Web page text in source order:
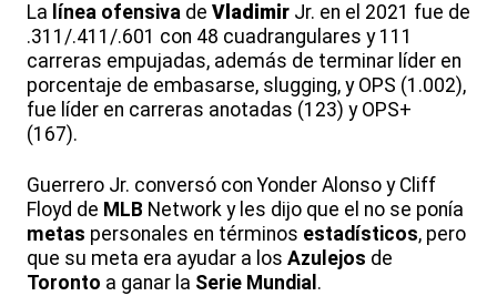
La línea ofensiva de Vladimir Jr. en el 2021 fue de
.311/.411/.601 con 48 cuadrangulares y 111
carreras empujadas, además de terminar líder en
porcentaje de embasarse, slugging, y OPS (1.002),
fue líder en carreras anotadas (123) y OPS+
(167).
Guerrero Jr. conversó con Yonder Alonso y Cliff
Floyd de MLB Network y les dijo que el no se ponía
metas personales en términos estadísticos, pero
que su meta era ayudar a los Azulejos de
Toronto a ganar la Serie Mundial .